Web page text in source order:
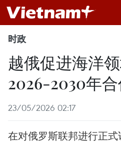
时政
越俄促进海洋
2026-2030年
23/05/2026 02:17
在对俄罗斯联邦进行正